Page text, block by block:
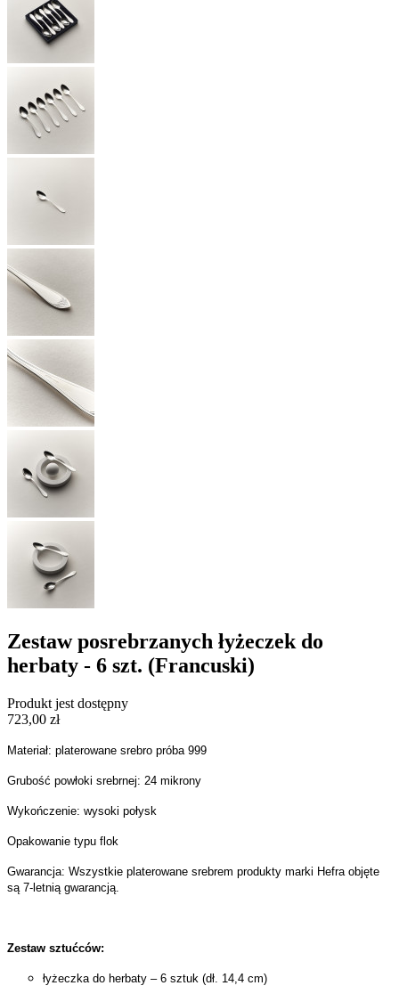
Zestaw posrebrzanych łyżeczek do
herbaty - 6 szt. (Francuski)
Produkt jest dostępny
723,00 zł
Materiał: platerowane srebro próba 999
Grubość powłoki srebrnej: 24 mikrony
Wykończenie: wysoki połysk
Opakowanie typu flok
Gwarancja: Wszystkie platerowane srebrem produkty marki Hefra objęte
są 7-letnią gwarancją.
Zestaw sztućców:
łyżeczka do herbaty – 6 sztuk (dł. 14,4 cm)